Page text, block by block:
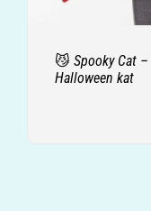
😼 Spooky Cat
Halloween kat